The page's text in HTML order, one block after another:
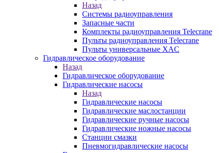
Назад
Системы радиоуправления
Запасные части
Комплекты радиоуправления Telecrane
Пульты радиоуправления Telecrane
Пульты универсальные XAC
Гидравлическое оборудование
Назад
Гидравлическое оборудование
Гидравлические насосы
Назад
Гидравлические насосы
Гидравлические маслостанции
Гидравлические ручные насосы
Гидравлические ножные насосы
Станции смазки
Пневмогидравлические насосы